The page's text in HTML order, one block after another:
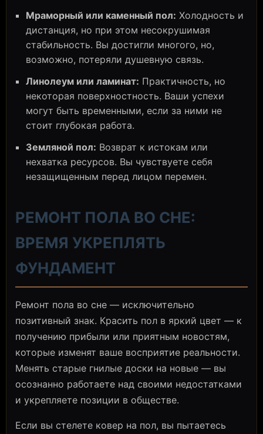
Мраморный или каменный пол: Холодность и
дистанция, но при этом несокрушимая
стабильность. Вы достигли многого, но,
возможно, потеряли душевную связь.
Линолеум или ламинат: Практичность, но
некоторая поверхностность. Ваши успехи
могут быть временными, если за ними не
стоит глубокая работа.
Земляной пол: Возврат к истокам или
нехватка ресурсов. Вы чувствуете себя
незащищенным перед лицом перемен.
РЕМОНТ ПОЛА ВО СНЕ:
ВРЕМЯ УКРЕПЛЯТЬ
ФУНДАМЕНТ
Ремонт пола во сне — исключительно
позитивный знак. Красить пол в яркий цвет — к
получению прибыли или приятным новостям,
которые изменят ваше восприятие реальности.
Менять старые гнилые доски на новые — вы
осознанно работаете над своими недостатками
и укрепляете позиции в обществе.
Если вы стелете ковер на пол, вы пытаетесь